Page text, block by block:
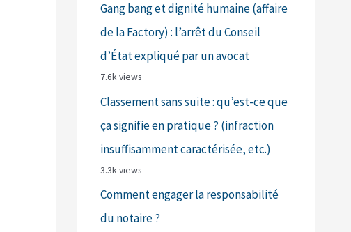
Gang bang et dignité humaine (affaire
de la Factory) : l’arrêt du Conseil
d’État expliqué par un avocat
7.6k views
Classement sans suite : qu’est-ce que
ça signifie en pratique ? (infraction
insuffisamment caractérisée, etc.)
3.3k views
Comment engager la responsabilité
du notaire ?